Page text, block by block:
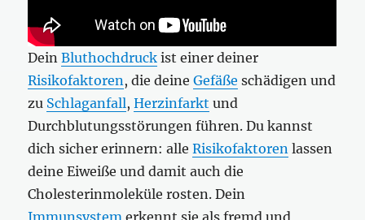
DeinBluthochdruck ist einer deiner
Risikofaktoren, die deineGefäße schädigen und
zu Schlaganfall,Herzinfarkt und
Durchblutungsstörungen führen. Du kannst
dich sicher erinnern: alleRisikofaktoren lassen
deine Eiweiße und damit auch die
Cholesterinmoleküle rosten. Dein